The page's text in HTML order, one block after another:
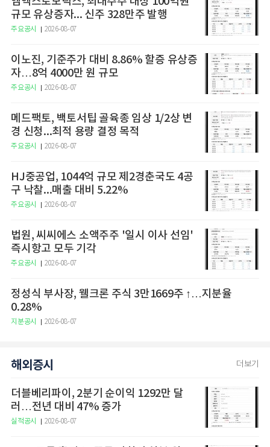
규모 유상증자... 신주 328만주 발행
주요공시 2026-08-07
이노진, 기준주가 대비 8.86% 할증 유상증
자…8억 4000만 원 규모
주요공시 2026-08-07
메드팩토, 백토서팁 골육종 임상 1/2상 변
경 신청...최적 용량 결정 목적
주요공시 2026-08-07
HJ중공업, 1044억 규모 제2경춘국도 4공
구 낙찰...매출 대비 5.22%
주요공시 2026-08-07
법원, 씨씨에스 소액주주 '일시 이사 선임'
즉시항고 모두 기각
주요공시 2026-08-07
정성식 부사장, 웰크론 주식 3만1669주 ↑…지분율
0.28%
지분공시 2026-08-07
해외증시 더보기
더블베리파이, 2분기 순이익 1292만 달
러…전년 대비 47% 증가
실적공시 2026-08-07